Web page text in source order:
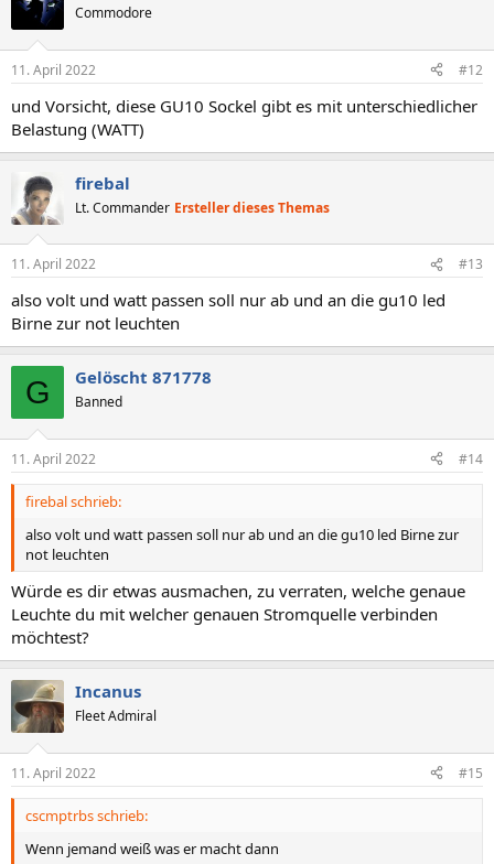
Commodore
11. April 2022 #12
und Vorsicht, diese GU10 Sockel gibt es mit unterschiedlicher
Belastung (WATT)
firebal
Lt. Commander Ersteller dieses Themas
11. April 2022 #13
also volt und watt passen soll nur ab und an die gu10 led
Birne zur not leuchten
G Gelöscht 871778
Banned
11. April 2022 #14
firebal schrieb:
also volt und watt passen soll nur ab und an die gu10 led Birne zur
not leuchten
Würde es dir etwas ausmachen, zu verraten, welche genaue
Leuchte du mit welcher genauen Stromquelle verbinden
möchtest?
Incanus
Fleet Admiral
11. April 2022 #15
cscmptrbs schrieb:
Wenn jemand weiß was er macht dann